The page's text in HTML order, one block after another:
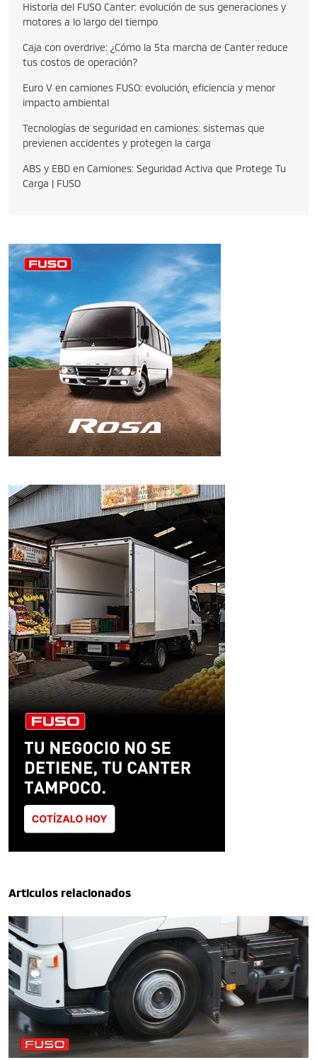
Historia del FUSO Canter: evolución de sus generaciones y
motores a lo largo del tiempo
Caja con overdrive: ¿Cómo la 5ta marcha de Canter reduce
tus costos de operación?
Euro V en camiones FUSO: evolución, eficiencia y menor
impacto ambiental
Tecnologías de seguridad en camiones: sistemas que
previenen accidentes y protegen la carga
ABS y EBD en Camiones: Seguridad Activa que Protege Tu
Carga | FUSO
Articulos relacionados